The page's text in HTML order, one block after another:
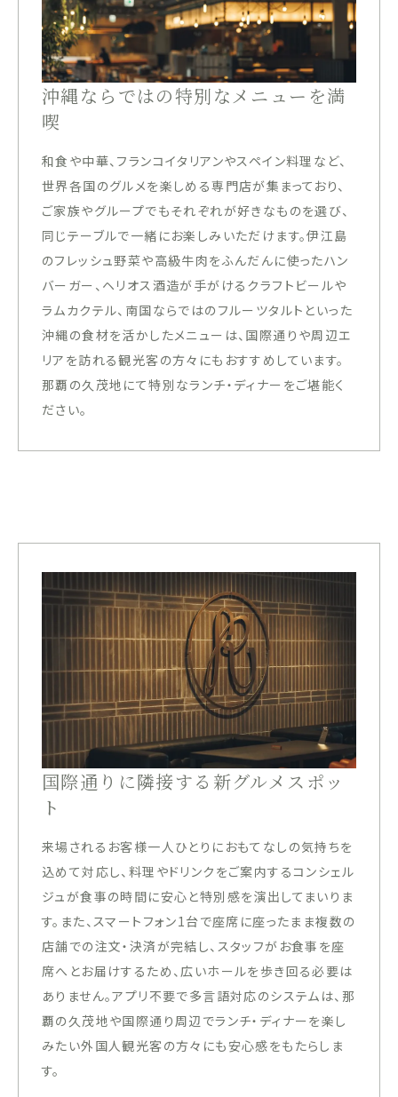
沖縄ならではの特別なメニューを満
喫
和食や中華、フランコイタリアンやスペイン料理など、
世界各国のグルメを楽しめる専門店が集まっており、
ご家族やグループでもそれぞれが好きなものを選び、
同じテーブルで一緒にお楽しみいただけます。伊江島
のフレッシュ野菜や高級牛肉をふんだんに使ったハン
バーガー、ヘリオス酒造が手がけるクラフトビールや
ラムカクテル、南国ならではのフルーツタルトといった
沖縄の食材を活かしたメニューは、国際通りや周辺エ
リアを訪れる観光客の方々にもおすすめしています。
那覇の久茂地にて特別なランチ・ディナーをご堪能く
ださい。
国際通りに隣接する新グルメスポッ
ト
来場されるお客様一人ひとりにおもてなしの気持ちを
込めて対応し、料理やドリンクをご案内するコンシェル
ジュが食事の時間に安心と特別感を演出してまいりま
す。また、スマートフォン1台で座席に座ったまま複数の
店舗での注文・決済が完結し、スタッフがお食事を座
席へとお届けするため、広いホールを歩き回る必要は
ありません。アプリ不要で多言語対応のシステムは、那
覇の久茂地や国際通り周辺でランチ・ディナーを楽し
みたい外国人観光客の方々にも安心感をもたらしま
す。